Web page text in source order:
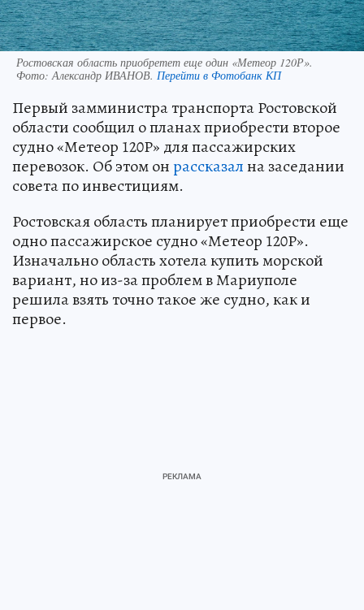
Ростовская область приобретет еще один «Метеор 120Р».
Фото: Александр ИВАНОВ. Перейти в Фотобанк КП
Первый замминистра транспорта Ростовской
области сообщил о планах приобрести второе
судно «Метеор 120Р» для пассажирских
перевозок. Об этом онрассказална заседании
совета по инвестициям.
Ростовская область планирует приобрести еще
одно пассажирское судно «Метеор 120Р».
Изначально область хотела купить морской
вариант, но из-за проблем в Мариуполе
решила взять точно такое же судно, как и
первое.